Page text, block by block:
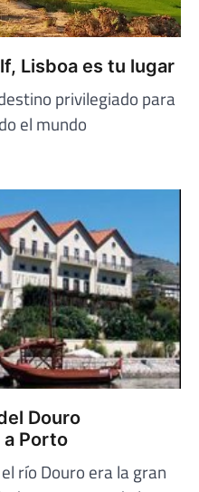
Lisboa es tu lugar
privilegiado para
el mundo
Douro
Porto
río Douro era la gran